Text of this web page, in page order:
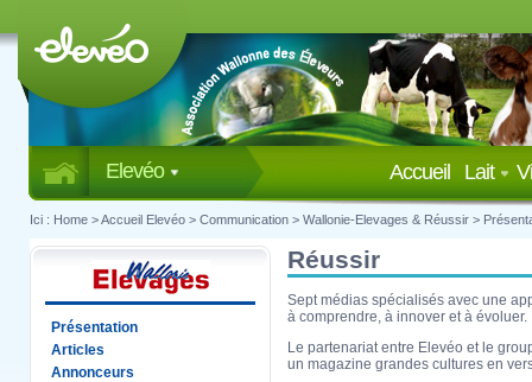
Elevéo Lait
Accueil
Ici : Home >Accueil Elevéo > Communication > Wallonie-Elevages & Réussir >
Présentation
Articles
Annonceurs
Réussir
Sept médias spécialisés avec une
à comprendre, à innover et à évoluer.
Le partenariat entre Elevéo et le
un magazine grandes cultures en